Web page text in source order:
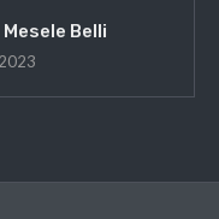
Mesele Belli